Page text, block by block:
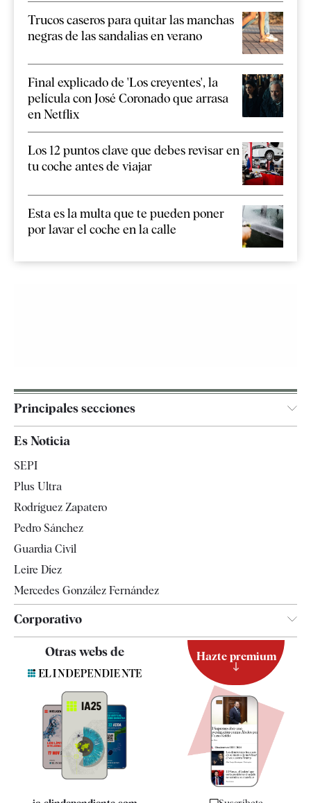
Trucos caseros para quitar las manchas
negras de las sandalias en verano
Final explicado de 'Los creyentes', la
película con José Coronado que arrasa
en Netflix
Los 12 puntos clave que debes revisar en
tu coche antes de viajar
Esta es la multa que te pueden poner
por lavar el coche en la calle
Principales secciones
España
Televisión
Es Noticia
SEPI
Plus Ultra
Rodríguez Zapatero
Pedro Sánchez
Guardia Civil
Leire Díez
Mercedes González Fernández
Corporativo
Contacto
Quiénes somos
Especificaciones
Otras webs de Hazte premium